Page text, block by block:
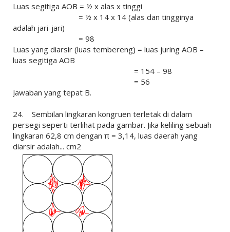
Luas segitiga AOB = ½ x alas x tinggi
= ½ x 14 x 14 (alas dan tingginya
adalah jari-jari)
= 98
Luas yang diarsir (luas tembereng) = luas juring AOB –
luas segitiga AOB
= 154 – 98
= 56
Jawaban yang tepat B.
24. Sembilan lingkaran kongruen terletak di dalam
persegi seperti terlihat pada gambar. Jika keliling sebuah
lingkaran 62,8 cm dengan π = 3,14, luas daerah yang
diarsir adalah... cm2